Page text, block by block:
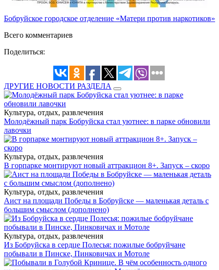
Бобруйское городское отделение «Матери против наркотиков»
Всего комментариев
Поделиться:
ДРУГИЕ НОВОСТИ РАЗДЕЛА
Культура, отдых, развлечения
Молодёжный парк Бобруйска стал уютнее: в парке обновили
лавочки
Культура, отдых, развлечения
В горпарке монтируют новый аттракцион 8+. Запуск – скоро
Культура, отдых, развлечения
Аист на площади Победы в Бобруйске — маленькая деталь с
большим смыслом (дополнено)
Культура, отдых, развлечения
Из Бобруйска в сердце Полесья: пожилые бобруйчане
побывали в Пинске, Пинковичах и Мотоле